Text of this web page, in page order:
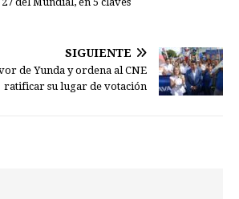
SIGUIENTE
de Yunda y ordena al CNE
ratificar su lugar de votación